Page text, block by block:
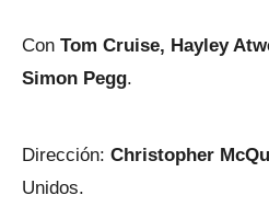
Con Tom Cruise, Hayley
Simon Pegg.
Dirección: Christopher
Unidos.